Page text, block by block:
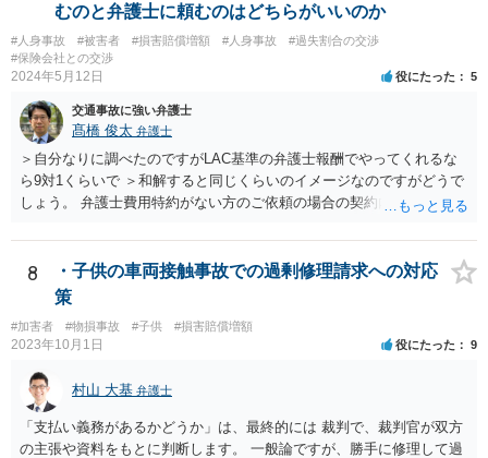
むのと弁護士に頼むのはどちらがいいのか
#人身事故 #被害者 #損害賠償増額 #人身事故
#過失割合の交渉
#保険会社との交渉
2024年5月12日 役にたった 5
交通事故に強い弁護士
髙橋 俊太 弁護士
＞自分なりに調べたのですがLAC基準の弁護士報酬でやってくれるな
ら9対1くらいで ＞和解すると同じくらいのイメージなのですがどうで
しょう。 弁護士費用特約がない方のご依頼の場合の契約内容などは各
ンで最初から10対0を主張したり期待するのは難しいのでしょうか。
＞1か2は譲らないとセンターとしても無理とかやりたくないとかある
のでしょうか。 私見では、そのようなことはないように思います。紛
セン等においても、基本的には、損害論も責任論も裁判所と同じよう
な視点で解決が目指されることになります。
8
・子供の車両接触事故での過剰修理請求への対応
策
#加害者 #物損事故 #子供 #損害賠償増額
2023年10月1日 役にたった 9
村山 大基 弁護士
「支払い義務があるかどうか」は、最終的には 裁判で、裁判官が双方
の主張や資料をもとに判断します。 一般論ですが、勝手に修理して過